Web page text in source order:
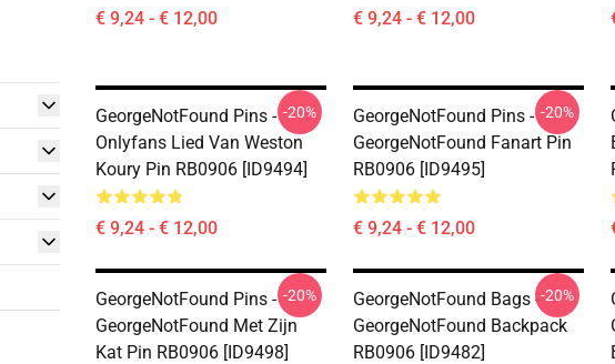
€ 9,24 - € 12,00 € 9,24 - € 12,00
GeorgeNotFound Pins -
Onlyfans Lied Van Weston
Koury Pin RB0906 [ID9494]
€ 9,24 - € 12,00
-20%
GeorgeNotFound Pins -
GeorgeNotFound Fanart Pin
RB0906 [ID9495]
€ 9,24 - € 12,00
-20%
GeorgeNotFound Pins -
GeorgeNotFound Met Zijn
Kat Pin RB0906 [ID9498]
-20%
GeorgeNotFound Bags -
GeorgeNotFound Backpack
RB0906 [ID9482]
-20%